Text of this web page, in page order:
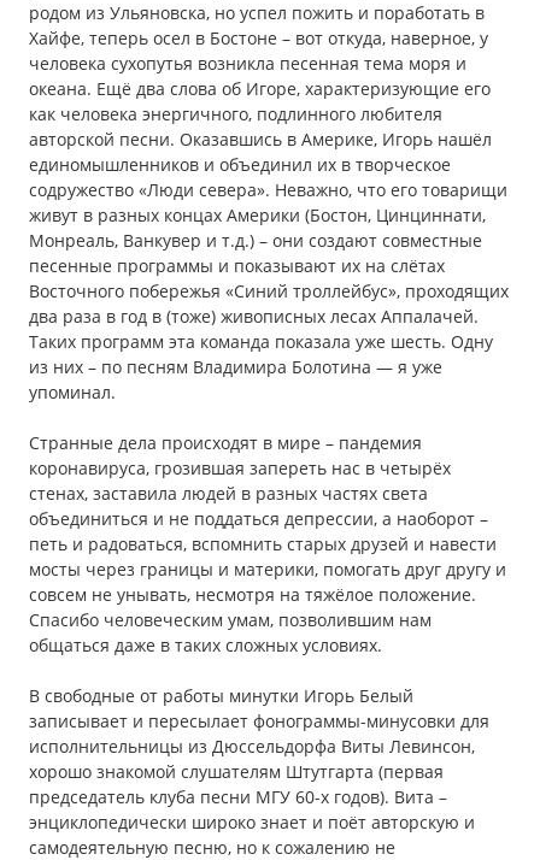
родом из Ульяновска, но успел пожить и поработать в
Хайфе, теперь осел в Бостоне – вот откуда, наверное, у
человека сухопутья возникла песенная тема моря и
океана. Ещё два слова об Игоре, характеризующие его
как человека энергичного, подлинного любителя
авторской песни. Оказавшись в Америке, Игорь нашёл
единомышленников и объединил их в творческое
содружество «Люди севера». Неважно, что его товарищи
живут в разных концах Америки (Бостон, Цинциннати,
Монреаль, Ванкувер и т.д.) – они создают совместные
песенные программы и показывают их на слётах
Восточного побережья «Синий троллейбус», проходящих
два раза в год в (тоже) живописных лесах Аппалачей.
Таких программ эта команда показала уже шесть. Одну
из них – по песням Владимира Болотина — я уже
упоминал.
Странные дела происходят в мире – пандемия
коронавируса, грозившая запереть нас в четырёх
стенах, заставила людей в разных частях света
объединиться и не поддаться депрессии, а наоборот –
петь и радоваться, вспомнить старых друзей и навести
мосты через границы и материки, помогать друг другу и
совсем не унывать, несмотря на тяжёлое положение.
Спасибо человеческим умам, позволившим нам
общаться даже в таких сложных условиях.
В свободные от работы минутки Игорь Белый
записывает и пересылает фонограммы-минусовки для
исполнительницы из Дюссельдорфа Виты Левинсон,
хорошо знакомой слушателям Штутгарта (первая
председатель клуба песни МГУ 60-х годов). Вита –
энциклопедически широко знает и поёт авторскую и
самодеятельную песню, но к сожалению не